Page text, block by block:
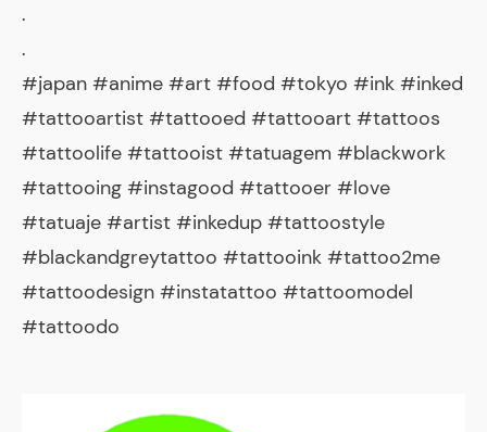
.
.
#japan #anime #art #food #tokyo #ink #inked
#tattooartist #tattooed #tattooart #tattoos
#tattoolife #tattooist #tatuagem #blackwork
#tattooing #instagood #tattooer #love
#tatuaje #artist #inkedup #tattoostyle
#blackandgreytattoo #tattooink #tattoo2me
#tattoodesign #instatattoo #tattoomodel
#tattoodo